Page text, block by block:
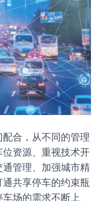
合，从不同的管理
资源、重视技术开
管理、加强城市精
共享停车的约束瓶
场的需求不断上